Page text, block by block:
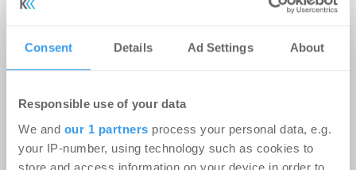
Consent Details Ad Settings About
Responsible use of your data
We and our 1 partners process your personal data, e.g.
your IP-number, using technology such as cookies to
store and access information on your device in order to
Rechenzentren: Steigende Außentemperaturen
den ...
Ingeborg-Warschke-Nachwuchspreis
2026 – Bewerbung bis 2. August
möglich – Bundesbauministerin